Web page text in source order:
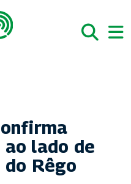
lado de
Rêgo